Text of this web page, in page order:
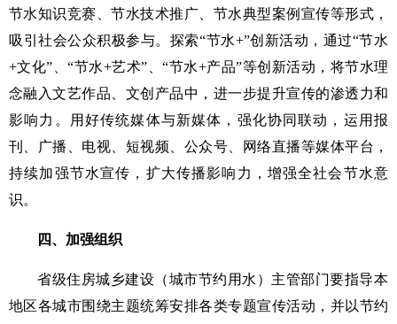
节水知识竞赛、节水技术推广、节水典型案例宣传等形式，
吸引社会公众积极参与。探索“节水+”创新活动，通过“节水
+文化”、“节水+艺术”、“节水+产品”等创新活动，将节水理
念融入文艺作品、文创产品中，进一步提升宣传的渗透力和
影响力。用好传统媒体与新媒体，强化协同联动，运用报
刊、广播、电视、短视频、公众号、网络直播等媒体平台，
持续加强节水宣传，扩大传播影响力，增强全社会节水意
识。
四、加强组织
省级住房城乡建设（城市节约用水）主管部门要指导本
地区各城市围绕主题统筹安排各类专题宣传活动，并以节约